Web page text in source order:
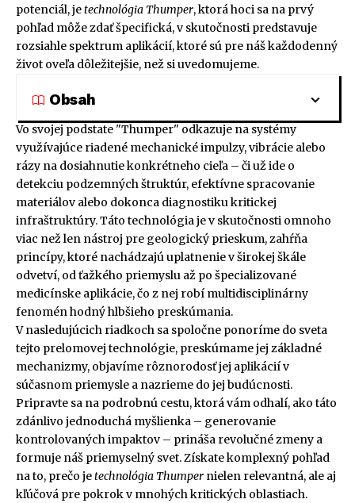
potenciál, jetechnológia Thumper, ktorá hoci sa na prvý
pohľad môže zdať špecifická, v skutočnosti predstavuje
rozsiahle spektrum aplikácií, ktoré sú pre náš každodenný
život oveľa dôležitejšie, než si uvedomujeme.
Obsah
Vo svojej podstate "Thumper" odkazuje na systémy
využívajúce riadené mechanické impulzy, vibrácie alebo
rázy na dosiahnutie konkrétneho cieľa – či už ide o
detekciu podzemných štruktúr, efektívne spracovanie
materiálov alebo dokonca diagnostiku kritickej
infraštruktúry. Táto technológia je v skutočnosti omnoho
viac než len nástroj pre geologický prieskum, zahŕňa
princípy, ktoré nachádzajú uplatnenie v širokej škále
odvetví, od ťažkého priemyslu až po špecializované
medicínske aplikácie, čo z nej robí multidisciplinárny
fenomén hodný hlbšieho preskúmania.
V nasledujúcich riadkoch sa spoločne ponoríme do sveta
tejto prelomovej technológie, preskúmame jej základné
mechanizmy, objavíme rôznorodosť jej aplikácií v
súčasnom priemysle a nazrieme do jej budúcnosti.
Pripravte sa na podrobnú cestu, ktorá vám odhalí, ako táto
zdánlivo jednoduchá myšlienka – generovanie
kontrolovaných impaktov – prináša revolučné zmeny a
formuje náš priemyselný svet. Získate komplexný pohľad
na to, prečo jetechnológia Thumper nielen relevantná, ale aj
kľúčová pre pokrok v mnohých kritických oblastiach.